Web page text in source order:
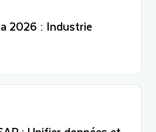
2026 : Industrie